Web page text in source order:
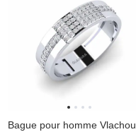
Bague pour homme Vlachou